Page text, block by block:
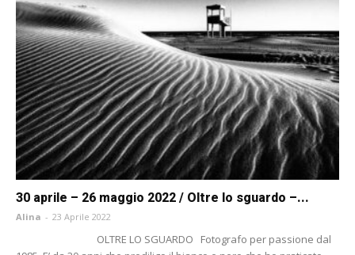
30 aprile – 26 maggio 2022 / Oltre lo sguardo –...
Alina - 23 Aprile 2022
OLTRE LO SGUARDO Fotografo per passione dal